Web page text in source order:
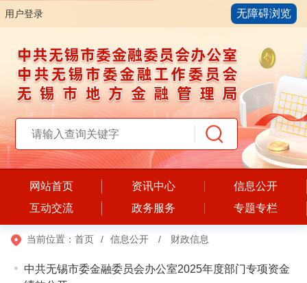
用户登录 无障碍浏览
网站首页 资讯中心
信息公开
互动交流
政务服务 专题专栏
当前位置： 首页 / 信息公开 / 财政信息
中共无锡市委金融委员会办公室2025年度部门专项资金